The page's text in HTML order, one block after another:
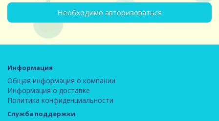
Необходимо авторизоваться
Информация
Общая информация о компании
Информация о доставке
Политика конфиденциальности
Служба поддержки